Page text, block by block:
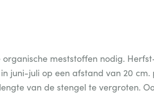
meststoffen nodig.
juni-juli op een afstand van 20 cm.
van de stengel te vergroten.